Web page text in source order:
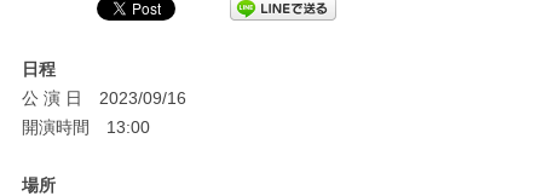
日程
公 演 日 2023/09/16
開演時間 13:00
場所